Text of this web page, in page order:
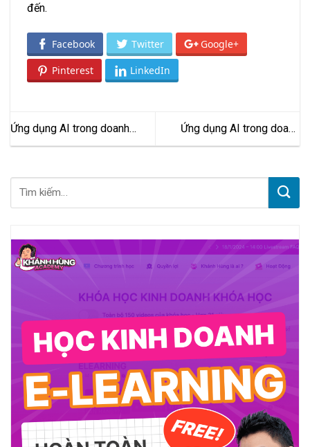
đến.
Facebook Twitter Google+
Pinterest LinkedIn
Ứng dụng AI trong doanh
nghiệp nhỏ: Cách giúp chủ
phương bớt quá tải
Ứng dụng AI trong doanh
nghiệp: Cách giảm việc lặp lại